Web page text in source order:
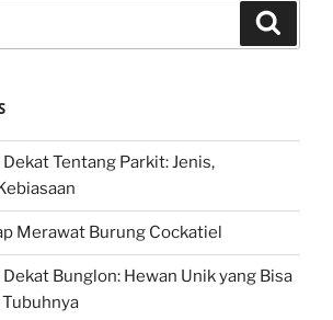
Tentang Parkit: Jenis,
Merawat Burung Cockatiel
Bunglon: Hewan Unik yang Bisa